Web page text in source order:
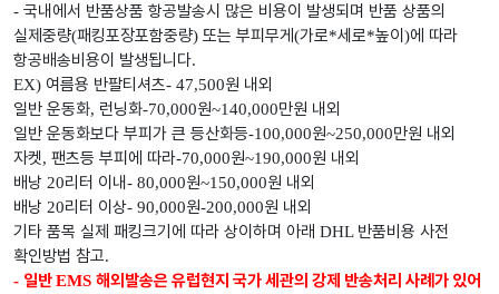
- 국내에서 반품상품 항공발송시 많은 비용이 발생되며 반품 상품의
실제중량(패킹포장포함중량) 또는 부피무게 (가로*세로*높이 )에 따라
항공배송비용이 발생됩니다.
EX) 여름용 반팔티셔츠- 47,500원 내외
일반 운동화, 런닝화-70,000원~140,000만원 내외
일반 운동화보다 부피가 큰 등산화등-100,000원~250,000만원 내외
자켓, 팬츠등 부피에 따라-70,000원~190,000원 내외
배낭 20리터 이내- 80,000원~150,000원 내외
배낭 20리터 이상- 90,000원-200,000원 내외
기타 품목 실제 패킹크기에 따라 상이하며 아래 DHL 반품비용 사전
확인방법 참고.
- 일반EMS 해외발송은 유럽현지 국가 세관의 강제 반송처리 사례가 있어